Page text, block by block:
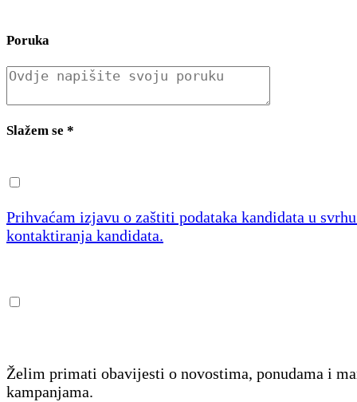
Poruka
Slažem se *
Prihvaćam izjavu o zaštiti podataka kandidata u
kontaktiranja kandidata.
Želim primati obavijesti o novostima, ponudama i
kampanjama.